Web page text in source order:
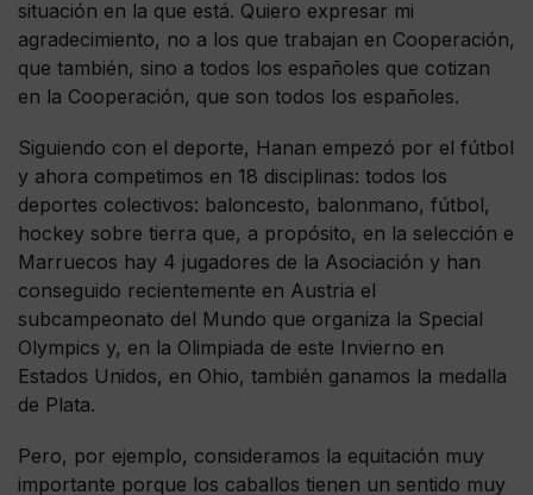
situación en la que está. Quiero expresar mi
agradecimiento, no a los que trabajan en Cooperación,
que también, sino a todos los españoles que cotizan
en la Cooperación, que son todos los españoles.
Siguiendo con el deporte, Hanan empezó por el fútbol
y ahora competimos en 18 disciplinas: todos los
deportes colectivos: baloncesto, balonmano, fútbol,
hockey sobre tierra que, a propósito, en la selección e
Marruecos hay 4 jugadores de la Asociación y han
conseguido recientemente en Austria el
subcampeonato del Mundo que organiza la Special
Olympics y, en la Olimpiada de este Invierno en
Estados Unidos, en Ohio, también ganamos la medalla
de Plata.
Pero, por ejemplo, consideramos la equitación muy
importante porque los caballos tienen un sentido muy